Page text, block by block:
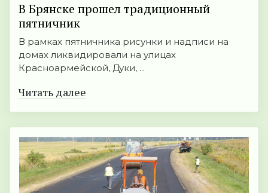
В Брянске прошел традиционный
пятничник
В рамках пятничника рисунки и надписи на
домах ликвидировали на улицах
Красноармейской, Дуки, ...
Читать далее